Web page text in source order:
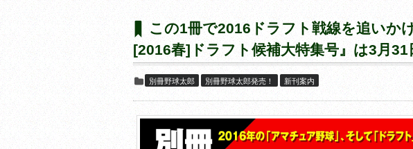
この1冊で2016ドラフト戦線を追いか
[2016春]ドラフト候補大特集号』は3月31
別冊野球太郎 別冊野球太郎発売！ 新刊案内